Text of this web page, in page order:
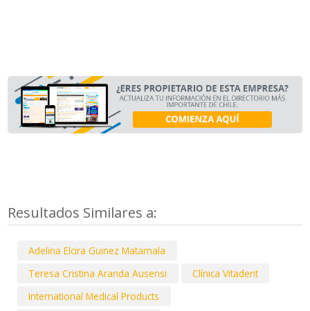
Resultados Similares a:
Adelina Elcira Guinez Matamala
Teresa Cristina Aranda Ausensi
Clínica Vitadent
International Medical Products